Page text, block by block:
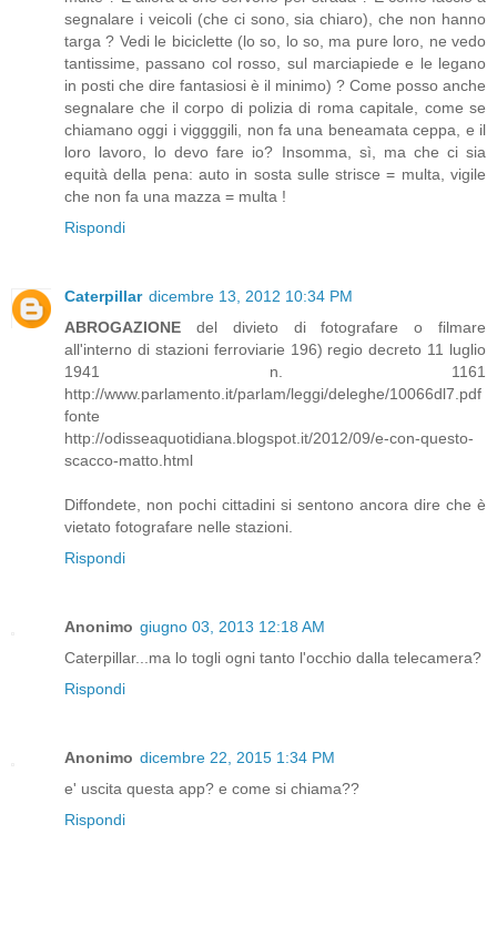
segnalare i veicoli (che ci sono, sia chiaro), che non hanno
targa ? Vedi le biciclette (lo so, lo so, ma pure loro, ne vedo
tantissime, passano col rosso, sul marciapiede e le legano
in posti che dire fantasiosi è il minimo) ? Come posso anche
segnalare che il corpo di polizia di roma capitale, come se
chiamano oggi i viggggili, non fa una beneamata ceppa, e il
loro lavoro, lo devo fare io? Insomma, sì, ma che ci sia
equità della pena: auto in sosta sulle strisce = multa, vigile
che non fa una mazza = multa !
Rispondi
Caterpillar dicembre 13, 2012 10:34 PM
ABROGAZIONE del divieto di fotografare o filmare
all'interno di stazioni ferroviarie 196) regio decreto 11 luglio
1941 n. 1161
http://www.parlamento.it/parlam/leggi/deleghe/10066dl7.pdf
fonte
http://odisseaquotidiana.blogspot.it/2012/09/e-con-questo-
scacco-matto.html
Diffondete, non pochi cittadini si sentono ancora dire che è
vietato fotografare nelle stazioni.
Rispondi
Anonimo giugno 03, 2013 12:18 AM
Caterpillar...ma lo togli ogni tanto l'occhio dalla telecamera?
Rispondi
Anonimo dicembre 22, 2015 1:34 PM
e' uscita questa app? e come si chiama??
Rispondi